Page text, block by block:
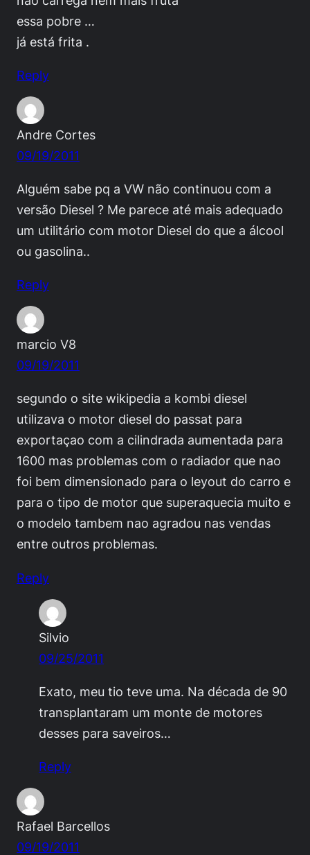
essa pobre …
já está frita .
Reply
Andre Cortes
09/19/2011
Alguém sabe pq a VW não continuou com a
versão Diesel ? Me parece até mais adequado
um utilitário com motor Diesel do que a álcool
ou gasolina..
Reply
marcio V8
09/19/2011
segundo o site wikipedia a kombi diesel
utilizava o motor diesel do passat para
exportaçao com a cilindrada aumentada para
1600 mas problemas com o radiador que nao
foi bem dimensionado para o leyout do carro e
para o tipo de motor que superaquecia muito e
o modelo tambem nao agradou nas vendas
entre outros problemas.
Reply
Silvio
09/25/2011
Exato, meu tio teve uma. Na década de 90
transplantaram um monte de motores
desses para saveiros…
Reply
Rafael Barcellos
09/19/2011